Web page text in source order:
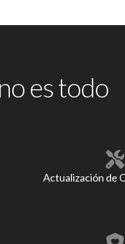
es todo
Actualización de